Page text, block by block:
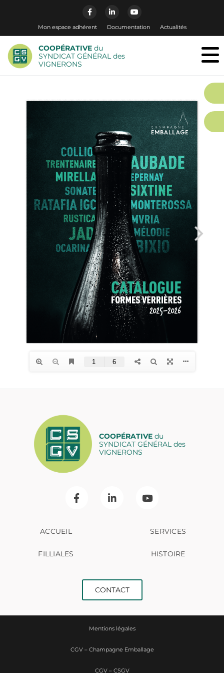
Mon espace adhérent Documentation Actualités
COOPÉRATIVE du
SYNDICAT GÉNÉRAL des
VIGNERONS
COOPÉRATIVEdu
SYNDICAT GÉNÉRAL des
VIGNERONS
ACCUEIL SERVICES
FILLIALES HISTOIRE
CONTACT
Mentions légales
CGV – Champagne Emballage
CGV – CSGV